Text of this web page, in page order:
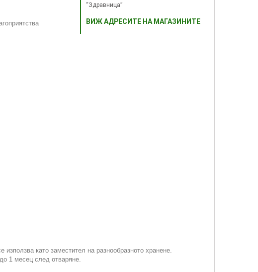
“Здравница”
ВИЖ АДРЕСИТЕ НА МАГАЗИНИТЕ
като заместител на разнообразното хранене.
1 месец след отваряне.